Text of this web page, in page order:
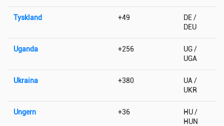
Tyskland +49
DE /
DEU
Uganda +256
UG /
UGA
Ukraina +380
UA /
UKR
Ungern +36
HU /
HUN